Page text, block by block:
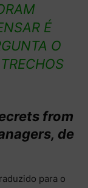
É
O
from
de
para o